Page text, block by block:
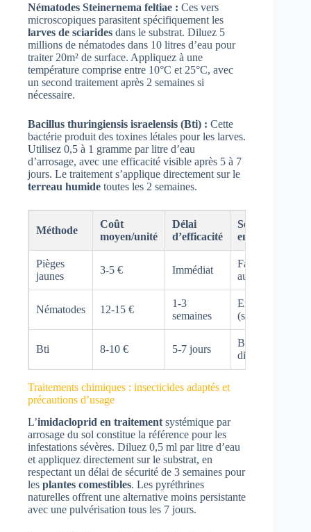
Nématodes Steinernema feltiae : Ces vers
microscopiques parasitent spécifiquement les
larves de sciarides dans le substrat. Diluez 5
millions de nématodes dans 10 litres d’eau pour
traiter 20m² de surface. Appliquez à une
température comprise entre 10°C et 25°C, avec
un second traitement après 2 semaines si
nécessaire.
Bacillus thuringiensis israelensis (Bti) : Cette
bactérie produit des toxines létales pour les larves.
Utilisez 0,5 à 1 gramme par litre d’eau
d’arrosage, avec une efficacité visible après 5 à 7
jours. Le traitement s’applique directement sur le
terreau humide toutes les 2 semaines.
Méthode
Coût
moyen/unité
Délai
d’efficacité
Sélectivité
Pièges
jaunes
3-5 € Immédiat
Faible (capture
autres insectes)
Nématodes 12-15 €
1-3
semaines
Excellente
(spécifique
Bti 8-10 € 5-7 jours
Bonne (cible
diptères)
Traitements chimiques : insecticides adaptés et
précautions d’usage
L’imidacloprid en traitementsystémique par
arrosage du sol constitue la référence pour les
infestations sévères. Diluez 0,5 ml par litre d’eau
et appliquez directement sur le substrat, en
respectant un délai de sécurité de 3 semaines pour
les plantes comestibles. Les pyréthrines
naturelles offrent une alternative moins persistante
avec une pulvérisation tous les 7 jours.